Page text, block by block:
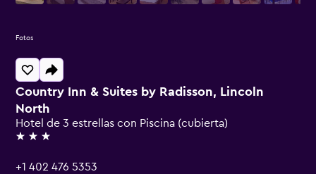
Country Inn & Suites by Radisson, Lincoln
North
Hotel de 3 estrellas con Piscina (cubierta)
3 estrellas
+1 402 476 5353
Fotos